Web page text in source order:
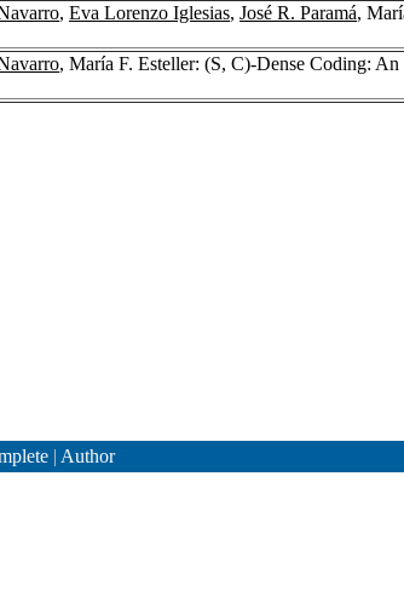
, Eva Lorenzo Iglesias, José R. Paramá,
, María F. Esteller: (S, C)-Dense Coding:
| Author